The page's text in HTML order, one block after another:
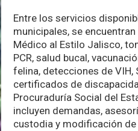
Entre los servicios
municipales, se
Médico al Estilo Jalisco,
PCR, salud bucal,
felina, detecciones de VIH,
certificados de
Procuraduría Social del
incluyen demandas,
custodia y modificación de